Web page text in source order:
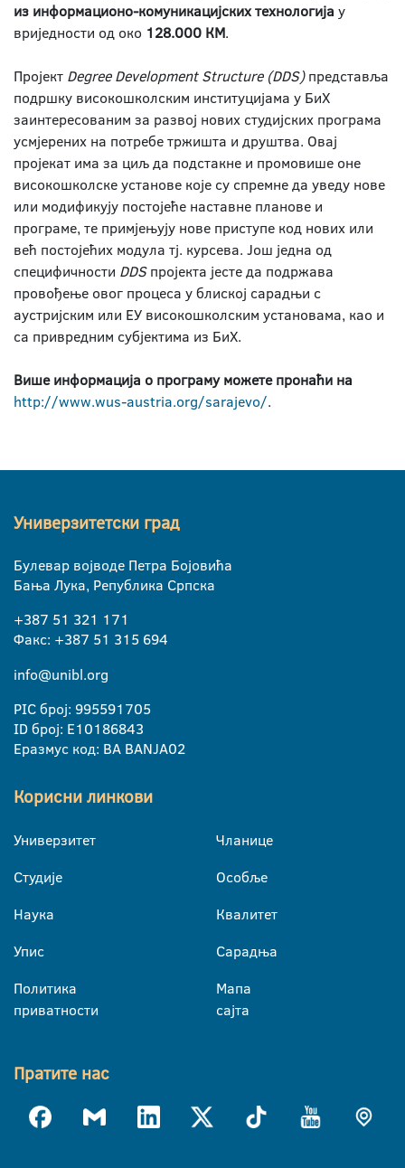
из информационо-комуникацијских технологија у
вриједности од око 128.000 КМ.
Пројект Degree Development Structure (DDS)представља
подршку високошколским институцијама у БиХ
заинтересованим за развој нових студијских програма
усмјерених на потребе тржишта и друштва. Овај
пројекат има за циљ да подстакне и промовише оне
високошколске установе које су спремне да уведу нове
или модификују постојеће наставне планове и
програме, те примјењују нове приступе код нових или
већ постојећих модула тј. курсева. Још једна од
специфичности DDSпројекта јесте да подржава
провођење овог процеса у блиској сарадњи с
аустријским или ЕУ високошколским установама, као и
са привредним субјектима из БиХ.
Више информација о програму можете пронаћи на
http://www.wus-austria.org/sarajevo/.
Универзитетски град
Булевар војводе Петра Бојовића
Бања Лука, Република Српска
+387 51 321 171
Факс: +387 51 315 694
info@unibl.org
PIC број: 995591705
ID број: E10186843
Еразмус код: BA BANJA02
Корисни линкови
Универзитет
Студије
Наука
Упис
Политика
приватности
Чланице
Особље
Квалитет
Сарадња
Мапа
сајта
Пратите нас